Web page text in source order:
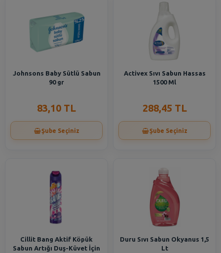
Johnsons Baby Sütlü Sabun
90 gr
83,10 TL
Şube Seçiniz
Activex Sıvı Sabun Hassas
1500 Ml
288,45 TL
Şube Seçiniz
Cillit Bang Aktif Köpük
Sabun Artığı Duş-Küvet İçin
Duru Sıvı Sabun Okyanus 1,5
Lt